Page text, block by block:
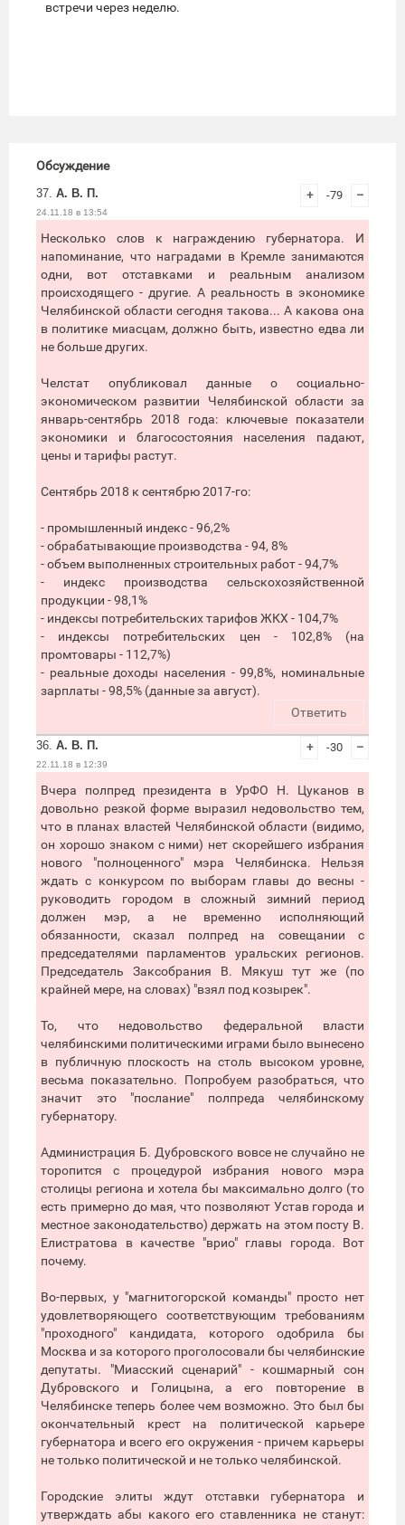
встречи через неделю.
Обсуждение
37. А. В. П.
24.11.18 в 13:54
+ -79 –
Несколько слов к награждению губернатора. И
напоминание, что наградами в Кремле занимаются
одни, вот отставками и реальным анализом
происходящего - другие. А реальность в экономике
Челябинской области сегодня такова... А какова она
в политике миасцам, должно быть, известно едва ли
не больше других.
Челстат опубликовал данные о социально-
экономическом развитии Челябинской области за
январь-сентябрь 2018 года: ключевые показатели
экономики и благосостояния населения падают,
цены и тарифы растут.
Сентябрь 2018 к сентябрю 2017-го:
- промышленный индекс - 96,2%
- обрабатывающие производства - 94, 8%
- объем выполненных строительных работ - 94,7%
- индекс производства сельскохозяйственной
продукции - 98,1%
- индексы потребительских тарифов ЖКХ - 104,7%
- индексы потребительских цен - 102,8% (на
промтовары - 112,7%)
- реальные доходы населения - 99,8%, номинальные
зарплаты - 98,5% (данные за август).
Ответить
36. А. В. П.
22.11.18 в 12:39
+ -30 –
Вчера полпред президента в УрФО Н. Цуканов в
довольно резкой форме выразил недовольство тем,
что в планах властей Челябинской области (видимо,
он хорошо знаком с ними) нет скорейшего избрания
нового "полноценного" мэра Челябинска. Нельзя
ждать с конкурсом по выборам главы до весны -
руководить городом в сложный зимний период
должен мэр, а не временно исполняющий
обязанности, сказал полпред на совещании с
председателями парламентов уральских регионов.
Председатель Заксобрания В. Мякуш тут же (по
крайней мере, на словах) "взял под козырек".
То, что недовольство федеральной власти
челябинскими политическими играми было вынесено
в публичную плоскость на столь высоком уровне,
весьма показательно. Попробуем разобраться, что
значит это "послание" полпреда челябинскому
губернатору.
Администрация Б. Дубровского вовсе не случайно не
торопится с процедурой избрания нового мэра
столицы региона и хотела бы максимально долго (то
есть примерно до мая, что позволяют Устав города и
местное законодательство) держать на этом посту В.
Елистратова в качестве "врио" главы города. Вот
почему.
Во-первых, у "магнитогорской команды" просто нет
удовлетворяющего соответствующим требованиям
"проходного" кандидата, которого одобрила бы
Москва и за которого проголосовали бы челябинские
депутаты. "Миасский сценарий" - кошмарный сон
Дубровского и Голицына, а его повторение в
Челябинске теперь более чем возможно. Это был бы
окончательный крест на политической карьере
губернатора и всего его окружения - причем карьеры
не только политической и не только челябинской.
Городские элиты ждут отставки губернатора и
утверждать абы какого его ставленника не станут: